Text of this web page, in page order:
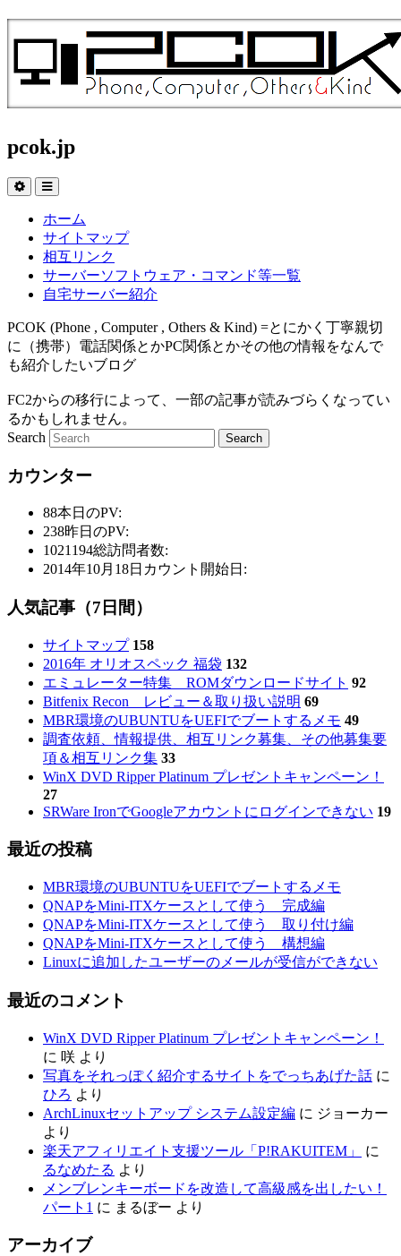
pcok.jp
ホーム
サイトマップ
相互リンク
サーバーソフトウェア・コマンド等一覧
自宅サーバー紹介
PCOK (Phone , Computer , Others & Kind) =とにかく丁寧親切
に（携帯）電話関係とかPC関係とかその他の情報をなんで
も紹介したいブログ
FC2からの移行によって、一部の記事が読みづらくなってい
るかもしれません。
Search
カウンター
88本日のPV:
238昨日のPV:
1021194総訪問者数:
2014年10月18日 カウント開始日:
人気記事（7日間）
サイトマップ 158
2016年 オリオスペック 福袋 132
エミュレーター特集 ROMダウンロードサイト 92
Bitfenix Recon レビュー＆取り扱い説明 69
MBR環境のUBUNTUをUEFIでブートするメモ 49
調査依頼、情報提供、相互リンク募集、その他募集要
項＆相互リンク集 33
WinX DVD Ripper Platinum プレゼントキャンペーン！
27
SRWare IronでGoogleアカウントにログインできない 19
最近の投稿
MBR環境のUBUNTUをUEFIでブートするメモ
QNAPをMini-ITXケースとして使う 完成編
QNAPをMini-ITXケースとして使う 取り付け編
QNAPをMini-ITXケースとして使う 構想編
Linuxに追加したユーザーのメールが受信ができない
最近のコメント
WinX DVD Ripper Platinum プレゼントキャンペーン！
に 咲 より
写真をそれっぽく紹介するサイトをでっちあげた話 に
ひろ より
ArchLinuxセットアップ システム設定編 に ジョーカー
より
楽天アフィリエイト支援ツール「P!RAKUITEM」
に
るなめたる より
メンブレンキーボードを改造して高級感を出したい！
パート1 に まるぼー より
アーカイブ